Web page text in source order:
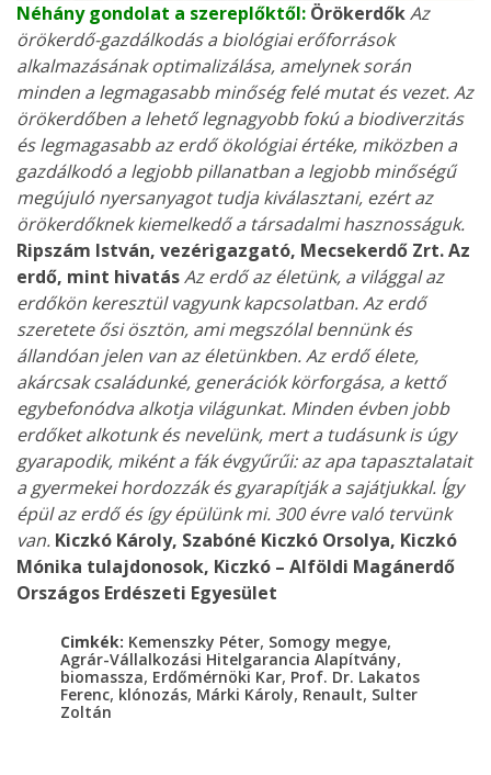
Néhány gondolat a szereplőktől: ÖrökerdőkAz
örökerdő-gazdálkodás a biológiai erőforrások
alkalmazásának optimalizálása, amelynek során
minden a legmagasabb minőség felé mutat és vezet. Az
örökerdőben a lehető legnagyobb fokú a biodiverzitás
és legmagasabb az erdő ökológiai értéke, miközben a
gazdálkodó a legjobb pillanatban a legjobb minőségű
megújuló nyersanyagot tudja kiválasztani, ezért az
örökerdőknek kiemelkedő a társadalmi hasznosságuk.
Ripszám István, vezérigazgató, Mecsekerdő Zrt.Az
erdő, mint hivatásAz erdő az életünk, a világgal az
erdőkön keresztül vagyunk kapcsolatban. Az erdő
szeretete ősi ösztön, ami megszólal bennünk és
állandóan jelen van az életünkben. Az erdő élete,
akárcsak családunké, generációk körforgása, a kettő
egybefonódva alkotja világunkat. Minden évben jobb
erdőket alkotunk és nevelünk, mert a tudásunk is úgy
gyarapodik, miként a fák évgyűrűi: az apa tapasztalatait
a gyermekei hordozzák és gyarapítják a sajátjukkal. Így
épül az erdő és így épülünk mi. 300 évre való tervünk
van. Kiczkó Károly, Szabóné Kiczkó Orsolya, Kiczkó
Mónika tulajdonosok, Kiczkó – Alföldi Magánerdő
Országos Erdészeti Egyesület
Cimkék: Kemenszky Péter, Somogy megye,
Agrár-Vállalkozási Hitelgarancia Alapítvány,
biomassza, Erdőmérnöki Kar, Prof. Dr. Lakatos
Ferenc, klónozás, Márki Károly, Renault, Sulter
Zoltán